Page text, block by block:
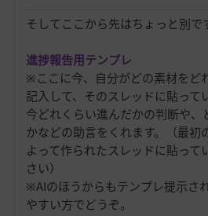
そしてここから先はちょっと別で
進捗報告用テンプレ
※ここに今、自分がどの素材をど
記入して、そのスレッドに貼って
今どれくらい進んだかの判断や、
かなどの助言をくれます。（最初
よって作られたスレッドに貼って
さい）
※AIのほうからもテンプレ提示さ
やすい方でどうぞ。